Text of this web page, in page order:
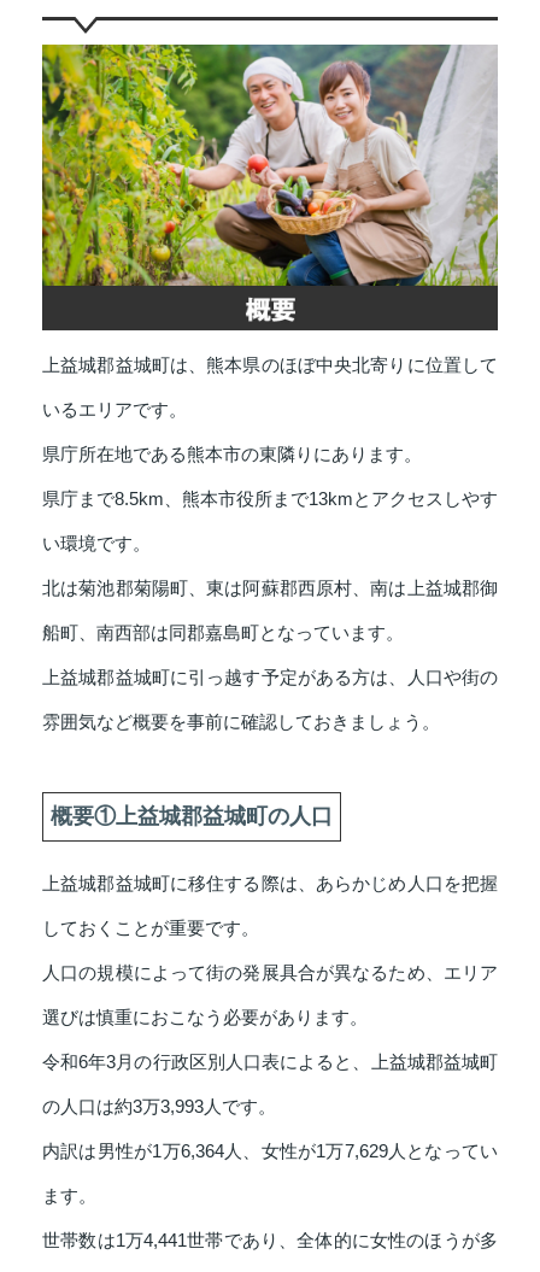
上益城郡益城町は、熊本県のほぼ中央北寄りに位置して
いるエリアです。
県庁所在地である熊本市の東隣りにあります。
県庁まで8.5km、熊本市役所まで13kmとアクセスしやす
い環境です。
北は菊池郡菊陽町、東は阿蘇郡西原村、南は上益城郡御
船町、南西部は同郡嘉島町となっています。
上益城郡益城町に引っ越す予定がある方は、人口や街の
雰囲気など概要を事前に確認しておきましょう。
概要①上益城郡益城町の人口
上益城郡益城町に移住する際は、あらかじめ人口を把握
しておくことが重要です。
人口の規模によって街の発展具合が異なるため、エリア
選びは慎重におこなう必要があります。
令和6年3月の行政区別人口表によると、上益城郡益城町
の人口は約3万3,993人です。
内訳は男性が1万6,364人、女性が1万7,629人となってい
ます。
世帯数は1万4,441世帯であり、全体的に女性のほうが多